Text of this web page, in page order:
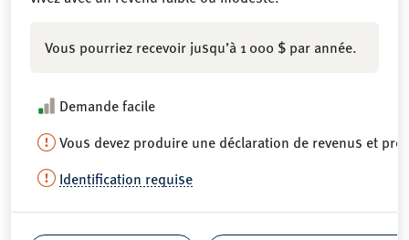
Vous pourriez recevoir jusqu’à 1 000 $ par année.
Demande facile
Vous devez produire une déclaration de revenus et
Identification requise